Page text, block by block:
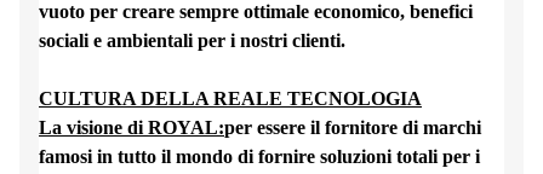
vuoto per creare sempre ottimale economico, benefici
sociali e ambientali per i nostri clienti.
CULTURA DELLA REALE TECNOLOGIA
La visione di ROYAL:per essere il fornitore di marchi
famosi in tutto il mondo di fornire soluzioni totali per i